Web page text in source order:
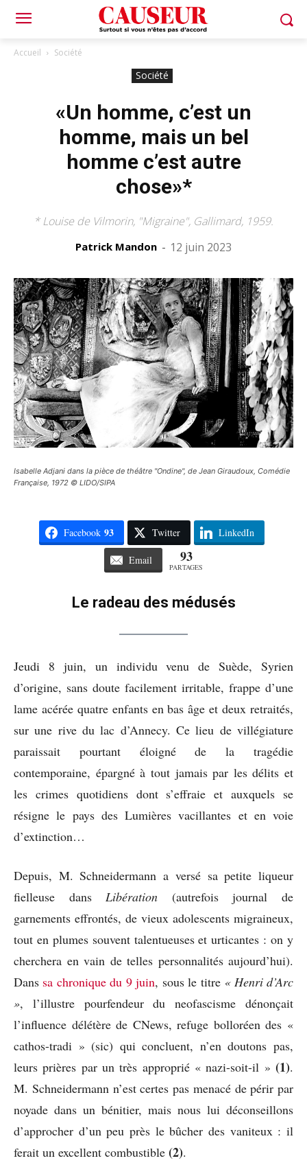
Accueil Société
Société
«Un homme, c’est un
homme, mais un bel
homme c’est autre
chose»*
* Louise de Vilmorin, "Migraine", Gallimard, 1959.
Patrick Mandon - 12 juin 2023
Isabelle Adjani dans la pièce de théâtre "Ondine", de Jean Giraudoux, Comédie
Française, 1972 © LIDO/SIPA
Facebook 93 Twitter LinkedIn
Email 93
PARTAGES
Le radeau des médusés
Jeudi 8 juin, un individu venu de Suède, Syrien
d’origine, sans doute facilement irritable, frappe d’une
lame acérée quatre enfants en bas âge et deux retraités,
sur une rive du lac d’Annecy. Ce lieu de villégiature
paraissait pourtant éloigné de la tragédie
contemporaine, épargné à tout jamais par les délits et
les crimes quotidiens dont s’effraie et auxquels se
résigne le pays des Lumières vacillantes et en voie
d’extinction…
Depuis, M. Schneidermann a versé sa petite liqueur
fielleuse dans Libération (autrefois journal de
garnements effrontés, de vieux adolescents migraineux,
tout en plumes souvent talentueuses et urticantes : on y
cherchera en vain de telles personnalités aujourd’hui).
Dans sa chronique du 9 juin, sous le titre « Henri d’Arc
», l’illustre pourfendeur du neofascisme dénonçait
l’influence délétère de CNews, refuge bolloréen des «
cathos-tradi » (sic) qui concluent, n’en doutons pas,
leurs prières par un très approprié « nazi-soit-il » (1).
M. Schneidermann n’est certes pas menacé de périr par
noyade dans un bénitier, mais nous lui déconseillons
d’approcher d’un peu près le bûcher des vaniteux : il
ferait un excellent combustible (2).